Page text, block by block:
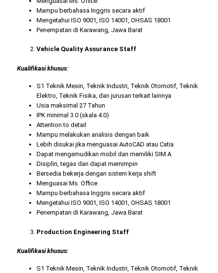
Mampu berbahasa Inggris secara aktif
Mengetahui ISO 9001, ISO 14001, OHSAS 18001
Penempatan di Karawang, Jawa Barat
Vehicle Quality Assurance Staff
Kualifikasi khusus:
S1 Teknik Mesin, Teknik Industri, Teknik Otomotif, Teknik
Elektro, Teknik Fisika, dan jurusan terkait lainnya
Usia maksimal 27 Tahun
IPK minimal 3.0 (skala 4.0)
Attention to detail
Mampu melakukan analisis dengan baik
Lebih disukai jika menguasai AutoCAD atau Catia
Dapat mengemudikan mobil dan memiliki SIM A
Disiplin, tegas dan dapat memimpin
Bersedia bekerja dengan sistem kerja shift
Menguasai Ms. Office
Mampu berbahasa Inggris secara aktif
Mengetahui ISO 9001, ISO 14001, OHSAS 18001
Penempatan di Karawang, Jawa Barat
Production Engineering Staff
Kualifikasi khusus:
S1 Teknik Mesin, Teknik Industri, Teknik Otomotif, Teknik